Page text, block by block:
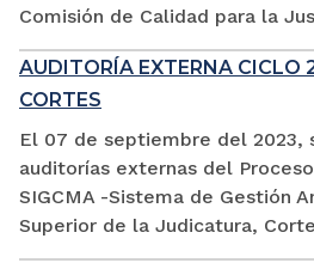
Comisión de Calidad para la
AUDITORÍA EXTERNA CICLO
CORTES
El 07 de septiembre del 2023,
auditorías externas del
SIGCMA -Sistema de Gestión
Superior de la Judicatura,